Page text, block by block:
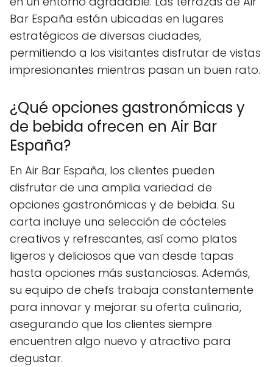
Bar España están ubicadas en lugares
estratégicos de diversas ciudades,
permitiendo a los visitantes disfrutar de vistas
impresionantes mientras pasan un buen rato.
¿Qué opciones gastronómicas y
de bebida ofrecen en Air Bar
España?
En Air Bar España, los clientes pueden
disfrutar de una amplia variedad de
opciones gastronómicas y de bebida. Su
carta incluye una selección de cócteles
creativos y refrescantes, así como platos
ligeros y deliciosos que van desde tapas
hasta opciones más sustanciosas. Además,
su equipo de chefs trabaja constantemente
para innovar y mejorar su oferta culinaria,
asegurando que los clientes siempre
encuentren algo nuevo y atractivo para
degustar.